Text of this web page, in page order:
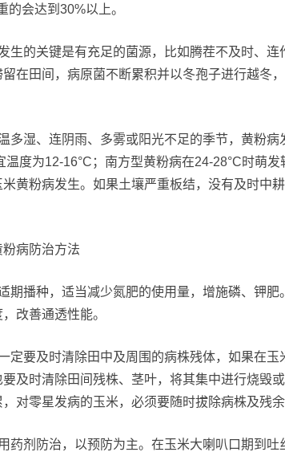
的会达到30%以上。
的关键是有充足的菌源，比如腾茬不及时、连
在田间，病原菌不断累积并以冬孢子进行越冬
湿、连阴雨、多雾或阳光不足的季节，黄粉病
温度为12-16°C；南方型黄粉病在24-28°C时萌
黄粉病发生。如果土壤严重板结，没有及时中
病防治方法
播种，适当减少氮肥的使用量，增施磷、钾肥
改善通透性能。
要及时清除田中及周围的病株残体，如果在玉
及时清除田间残株、茎叶，将其集中进行烧毁
对零星发病的玉米，必须要随时拔除病株及残余
剂防治，以预防为主。在玉米大喇叭口期到吐